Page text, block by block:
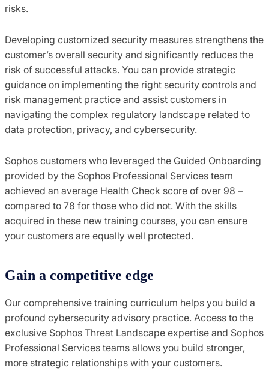
risks.
Developing customized security measures strengthens the
customer’s overall security and significantly reduces the
risk of successful attacks. You can provide strategic
guidance on implementing the right security controls and
risk management practice and assist customers in
navigating the complex regulatory landscape related to
data protection, privacy, and cybersecurity.
Sophos customers who leveraged the Guided Onboarding
provided by the Sophos Professional Services team
achieved an average Health Check score of over 98 –
compared to 78 for those who did not. With the skills
acquired in these new training courses, you can ensure
your customers are equally well protected.
Gain a competitive edge
Our comprehensive training curriculum helps you build a
profound cybersecurity advisory practice. Access to the
exclusive Sophos Threat Landscape expertise and Sophos
Professional Services teams allows you build stronger,
more strategic relationships with your customers.